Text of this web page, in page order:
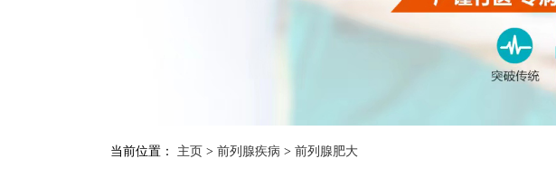
当前位置： 主页 > 前列腺疾病 > 前列腺肥大